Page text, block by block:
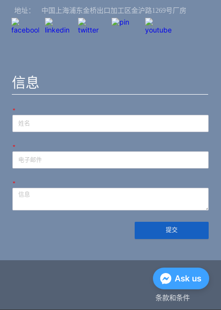
地址：ㅤ中国上海浦东金桥出口加工区金沪路1269号厂房
信息
*
*
*
提交
隐私政策
条款和条件
Ask us